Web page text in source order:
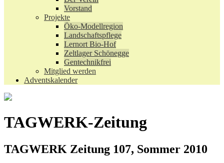
Vorstand
Projekte
Öko-Modellregion
Landschaftspflege
Lernort Bio-Hof
Zeltlager Schönegge
Gentechnikfrei
Mitglied werden
Adventskalender
TAGWERK-Zeitung
TAGWERK Zeitung 107, Sommer 2010